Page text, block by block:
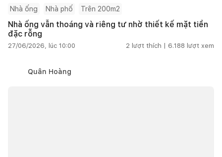
Nhà ống Nhà phố Trên 200m2
Nhà ống vẫn thoáng và riêng tư nhờ thiết kế mặt tiền
đặc rỗng
27/06/2026, lúc 10:00 2 lượt thích | 6.188 lượt xem
Quân Hoàng